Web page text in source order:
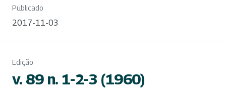
Publicado
2017-11-03
Edição
v. 89 n. 1-2-3 (1960)